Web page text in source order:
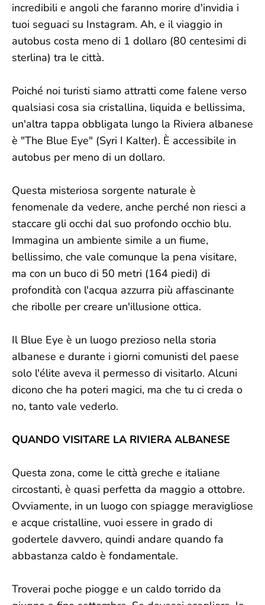
incredibili e angoli che faranno morire d'invidia i
tuoi seguaci su Instagram. Ah, e il viaggio in
autobus costa meno di 1 dollaro (80 centesimi di
sterlina) tra le città.
Poiché noi turisti siamo attratti come falene verso
qualsiasi cosa sia cristallina, liquida e bellissima,
un'altra tappa obbligata lungo la Riviera albanese
è "The Blue Eye" (Syri I Kalter). È accessibile in
autobus per meno di un dollaro.
Questa misteriosa sorgente naturale è
fenomenale da vedere, anche perché non riesci a
staccare gli occhi dal suo profondo occhio blu.
Immagina un ambiente simile a un fiume,
bellissimo, che vale comunque la pena visitare,
ma con un buco di 50 metri (164 piedi) di
profondità con l'acqua azzurra più affascinante
che ribolle per creare un'illusione ottica.
Il Blue Eye è un luogo prezioso nella storia
albanese e durante i giorni comunisti del paese
solo l'élite aveva il permesso di visitarlo. Alcuni
dicono che ha poteri magici, ma che tu ci creda o
no, tanto vale vederlo.
QUANDO VISITARE LA RIVIERA ALBANESE
Questa zona, come le città greche e italiane
circostanti, è quasi perfetta da maggio a ottobre.
Ovviamente, in un luogo con spiagge meravigliose
e acque cristalline, vuoi essere in grado di
godertele davvero, quindi andare quando fa
abbastanza caldo è fondamentale.
Troverai poche piogge e un caldo torrido da